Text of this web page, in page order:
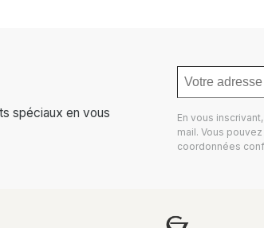
spéciaux en vous
En vous
mail. Vous
coordonnées